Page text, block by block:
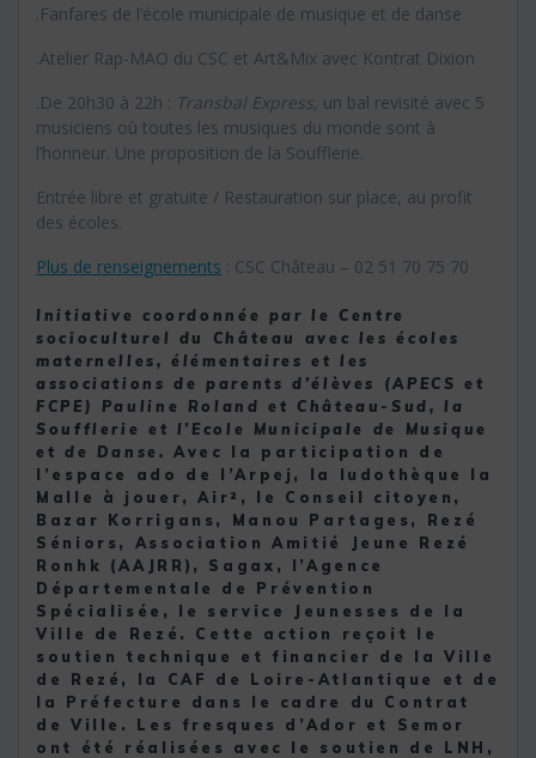
.Fanfares de l’école municipale de musique et de danse
.Atelier Rap-MAO du CSC et Art&Mix avec Kontrat Dixion
.De 20h30 à 22h : Transbal Express, un bal revisité avec 5
musiciens où toutes les musiques du monde sont à
l’honneur. Une proposition de la Soufflerie.
Entrée libre et gratuite / Restauration sur place, au profit
des écoles.
Plus de renseignements : CSC Château – 02 51 70 75 70
Initiative coordonnée par le Centre
socioculturel du Château avec les écoles
maternelles, élémentaires et les
associations de parents d’élèves (APECS et
FCPE) Pauline Roland et Château-Sud, la
Soufflerie et l’Ecole Municipale de Musique
et de Danse.Avec la participation de
l’espace ado de l’Arpej, la ludothèque la
Malle à jouer, Air², le Conseil citoyen,
Bazar Korrigans, Manou Partages, Rezé
Séniors, Association Amitié Jeune Rezé
Ronhk (AAJRR), Sagax, l’Agence
Départementale de Prévention
Spécialisée, le service Jeunesses de la
Ville de Rezé. Cette action reçoit le
soutien technique et financier de la Ville
de Rezé, la CAF de Loire-Atlantique et de
la Préfecture dans le cadre du Contrat
de Ville. Les fresques d’Ador et Semor
ont été réalisées avec le soutien de LNH,